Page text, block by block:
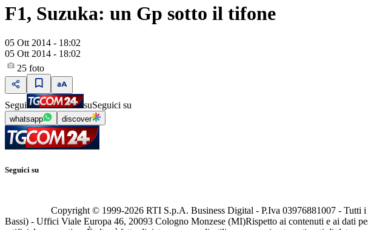
F1, Suzuka: un Gp sotto il tifone
05 Ott 2014 - 18:02
05 Ott 2014 - 18:02
25 foto
Segui suSeguici su
whatsapp discover
Seguici su
Copyright © 1999-2026 RTI S.p.A. Business Digital - P.Iva 03976881007 - Tutti
Bassi) - Uffici Viale Europa 46, 20093 Cologno Monzese (MI)Rispetto ai contenuti e ai dati